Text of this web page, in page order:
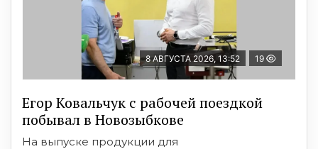
8 АВГУСТА 2026, 13:52 19
Егор Ковальчук с рабочей поездкой
побывал в Новозыбкове
На выпуске продукции для